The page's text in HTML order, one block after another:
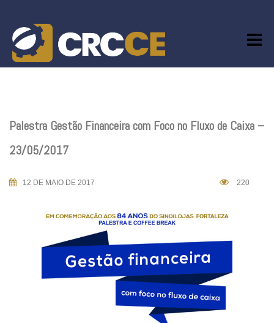
content
Palestra Gestão Financeira com Foco no Fluxo de Caixa –
23/05/2017
12 DE MAIO DE 2017 220